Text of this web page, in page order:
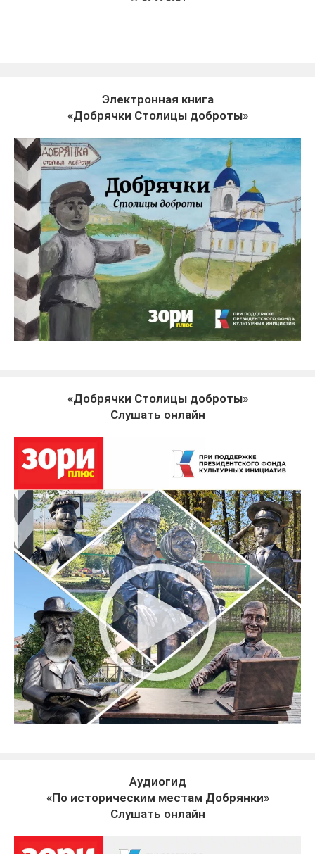
Электронная книга
«Добрячки Столицы доброты»
«Добрячки Столицы доброты»
Слушать онлайн
Аудиогид
«По историческим местам Добрянки»
Слушать онлайн